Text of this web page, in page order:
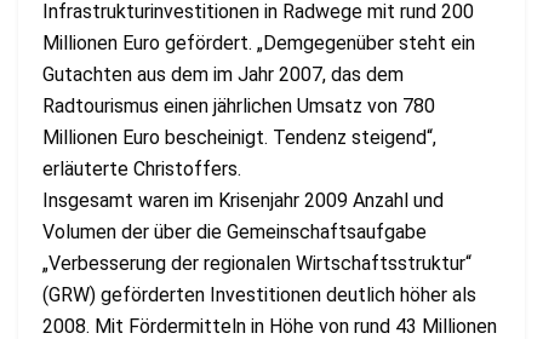
Infrastrukturinvestitionen in Radwege mit rund 200
Millionen Euro gefördert. „Demgegenüber steht ein
Gutachten aus dem im Jahr 2007, das dem
Radtourismus einen jährlichen Umsatz von 780
Millionen Euro bescheinigt. Tendenz steigend“,
erläuterte Christoffers.
Insgesamt waren im Krisenjahr 2009 Anzahl und
Volumen der über die Gemeinschaftsaufgabe
„Verbesserung der regionalen Wirtschaftsstruktur“
(GRW) geförderten Investitionen deutlich höher als
2008. Mit Fördermitteln in Höhe von rund 43 Millionen